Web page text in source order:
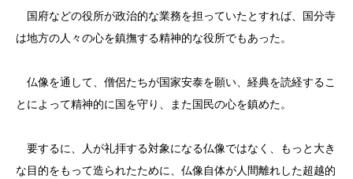
国府などの役所が政治的な業務を担っていたとすれば、国分寺
は地方の人々の心を鎮撫する精神的な役所でもあった。
仏像を通して、僧侶たちが国家安泰を願い、経典を読経するこ
とによって精神的に国を守り、また国民の心を鎮めた。
要するに、人が礼拝する対象になる仏像ではなく、もっと大き
な目的をもって造られたために、仏像自体が人間離れした超越的